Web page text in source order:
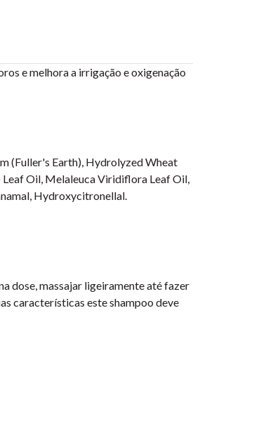
e melhora a irrigação e oxigenação
(Fuller's Earth), Hydrolyzed Wheat
Oil, Melaleuca Viridiflora Leaf Oil,
Hydroxycitronellal.
dose, massajar ligeiramente até fazer
características este shampoo deve